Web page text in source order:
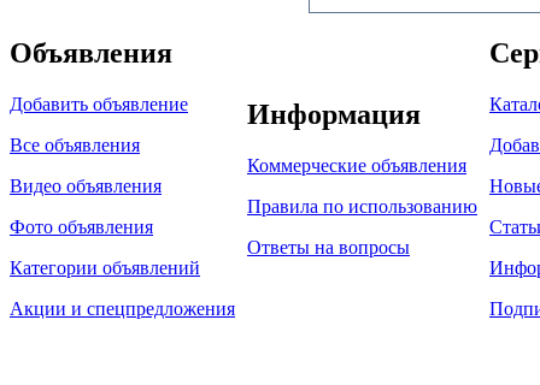
Объявления
Добавить объявление
Все объявления
Видео объявления
Фото объявления
Категории объявлений
Акции и спецпредложения
Информация
Коммерческие объявления
Правила по использованию
Ответы на вопросы